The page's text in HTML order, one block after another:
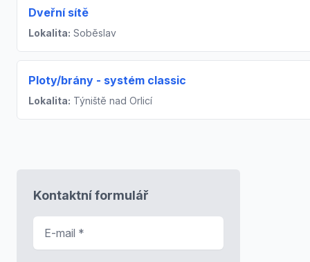
Dveřní sítě
Lokalita: Soběslav
Ploty/brány - systém classic
Lokalita: Týniště nad Orlicí
Kontaktní formulář